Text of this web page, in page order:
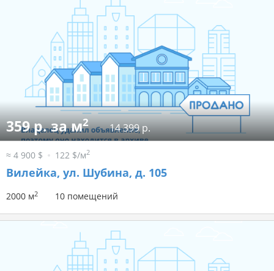
359 р. за м2 14 399 р.
≈ 4 900 $ 122 $/м2
Вилейка, ул. Шубина, д. 105
2000 м2 10 помещений